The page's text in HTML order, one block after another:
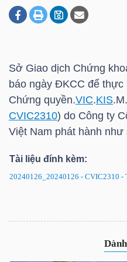
Sở Giao dịch Chứng
báo ngày ĐKCC để thực
Chứng quyền.VIC.KIS
CVIC2310) do Công ty
Việt Nam phát hành như
Tài liệu đính kèm:
20240126_20240126 - CVIC2310 -
BẤT
ĐỘNG